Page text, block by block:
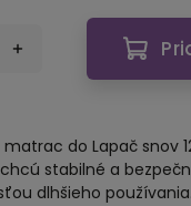
matrac do Lapač snov
stabilné a
dlhšieho používania.